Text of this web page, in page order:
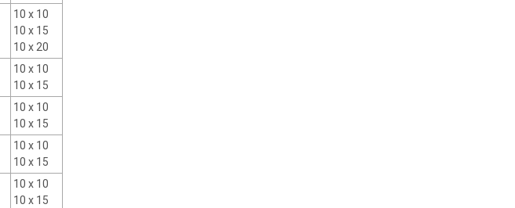
10 х 10
10 х 15
10 х 20
10 х 10
10 x 15
10 х 10
10 х 15
10 х 10
10 х 15
10 х 10
10 х 15